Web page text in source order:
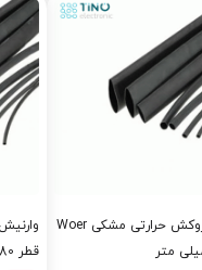
وارنیش روکش حرارتی مشکی Woer
قطر 80 میلی متر